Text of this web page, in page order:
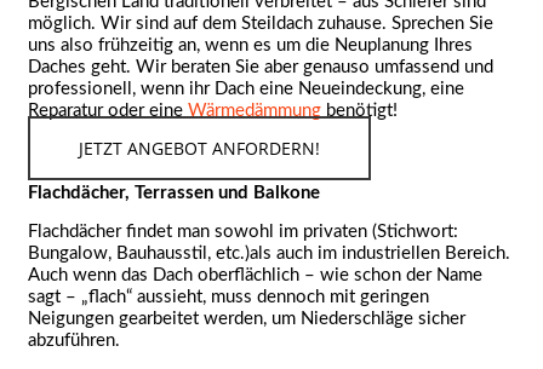
möglich. Wir sind auf dem Steildach zuhause. Sprechen Sie
uns also frühzeitig an, wenn es um die Neuplanung Ihres
Daches geht. Wir beraten Sie aber genauso umfassend und
professionell, wenn ihr Dach eine Neueindeckung, eine
Reparatur oder eine Wärmedämmung benötigt!
JETZT ANGEBOT ANFORDERN!
Flachdächer, Terrassen und Balkone
Flachdächer findet man sowohl im privaten (Stichwort:
Bungalow, Bauhausstil, etc.)als auch im industriellen Bereich.
Auch wenn das Dach oberflächlich – wie schon der Name
sagt – „flach“ aussieht, muss dennoch mit geringen
Neigungen gearbeitet werden, um Niederschläge sicher
abzuführen.